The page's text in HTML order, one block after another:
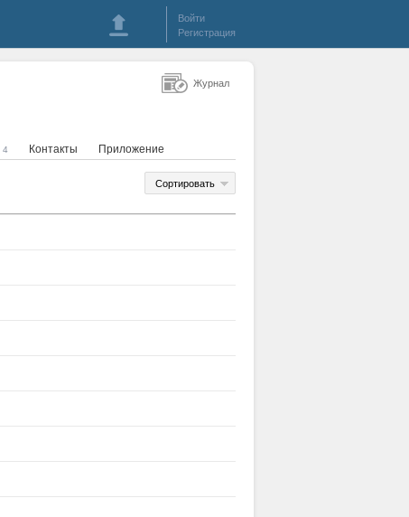
Войти
Регистрация
4 Контакты Приложение
Сортировать
Журнал